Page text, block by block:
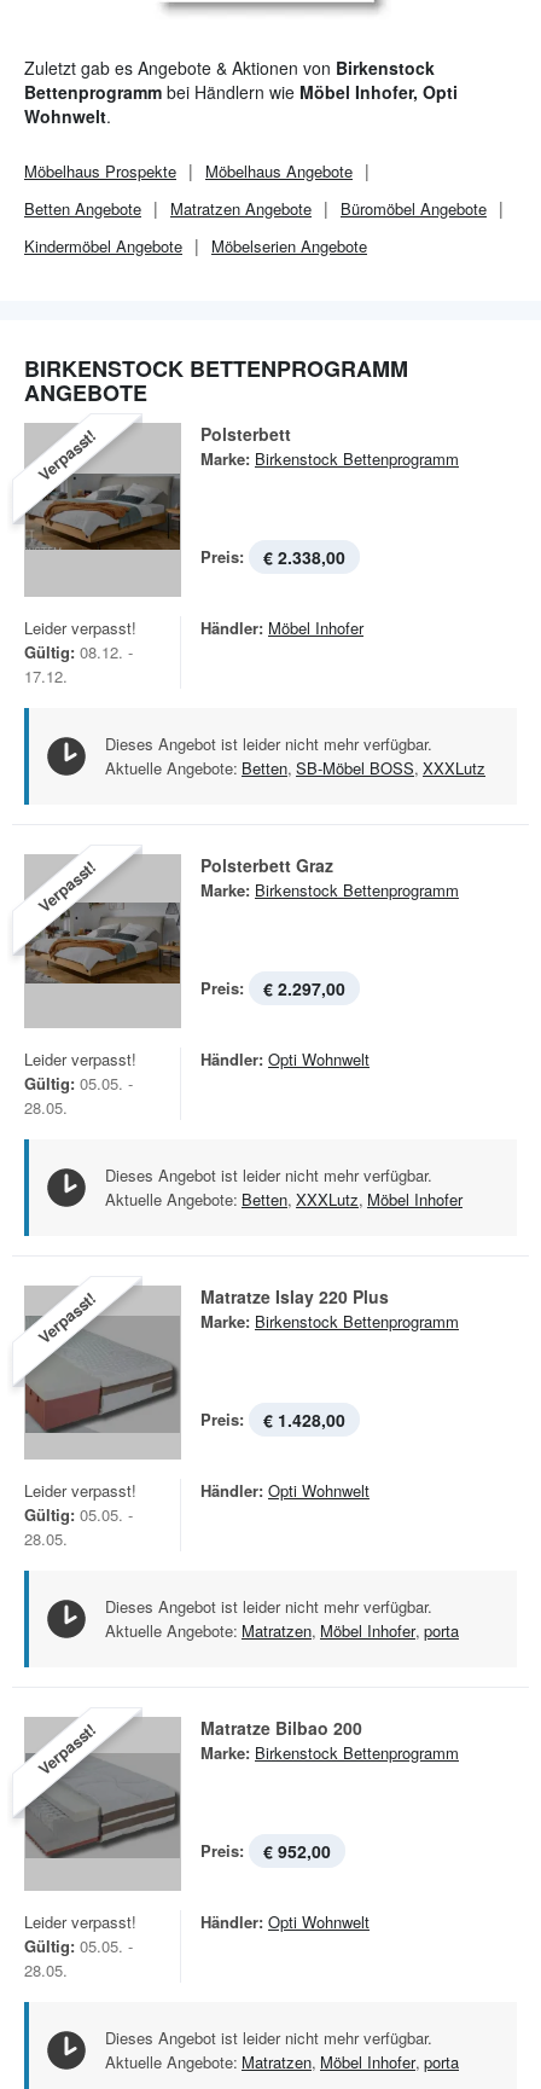
Zuletzt gab es Angebote & Aktionen von Birkenstock
Bettenprogramm bei Händlern wie Möbel Inhofer, Opti
Wohnwelt.
Möbelhaus Prospekte Möbelhaus Angebote
Betten Angebote
Matratzen Angebote
Büromöbel Angebote
Kindermöbel Angebote
Möbelserien Angebote
BIRKENSTOCK BETTENPROGRAMM
ANGEBOTE
Verpasst! Polsterbett
Marke: Birkenstock Bettenprogramm
Preis: € 2.338,00
Leider verpasst!
Gültig: 08.12. -
17.12.
Händler: Möbel Inhofer
Dieses Angebot ist leider nicht mehr verfügbar.
Aktuelle Angebote: Betten, SB-Möbel BOSS, XXXLutz
Verpasst! Polsterbett Graz
Marke: Birkenstock Bettenprogramm
Preis: € 2.297,00
Leider verpasst!
Gültig: 05.05. -
28.05.
Händler: Opti Wohnwelt
Dieses Angebot ist leider nicht mehr verfügbar.
Aktuelle Angebote: Betten, XXXLutz, Möbel Inhofer
Verpasst! Matratze Islay 220 Plus
Marke: Birkenstock Bettenprogramm
Preis: € 1.428,00
Leider verpasst!
Gültig: 05.05. -
28.05.
Händler: Opti Wohnwelt
Dieses Angebot ist leider nicht mehr verfügbar.
Aktuelle Angebote: Matratzen, Möbel Inhofer, porta
Verpasst! Matratze Bilbao 200
Marke: Birkenstock Bettenprogramm
Preis: € 952,00
Leider verpasst!
Gültig: 05.05. -
28.05.
Händler: Opti Wohnwelt
Dieses Angebot ist leider nicht mehr verfügbar.
Aktuelle Angebote: Matratzen, Möbel Inhofer, porta